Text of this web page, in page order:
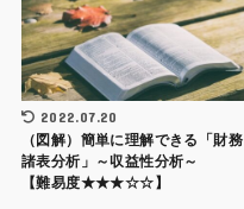
2022.07.20
（図解）簡単に理解できる「財務
諸表分析」～収益性分析～
【難易度★★★☆☆】